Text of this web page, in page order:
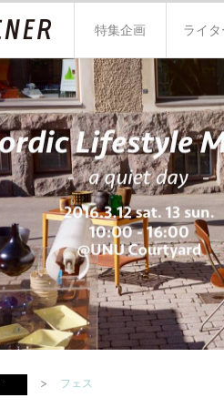
特集企画 ライタ
フェス